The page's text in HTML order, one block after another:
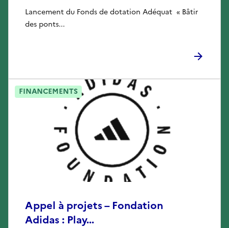
Lancement du Fonds de dotation Adéquat « Bâtir
des ponts...
Appel à projets – Fondation
Adidas : Play...
FINANCEMENTS